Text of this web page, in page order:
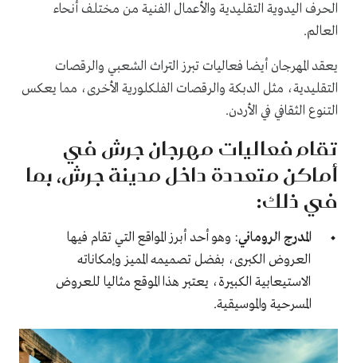
الحرف اليدوية التقليدية والأعمال الفنية من مختلف أنحاء
العالم.
يعقد المهرجان أيضا فعاليات تبرز التراث الشعبي والرقصات
التقليدية، مثل الدبكة والرقصات الفلكلورية الأخرى، مما يعكس
التنوع الثقافي في الأردن.
تقام فعاليات مهرجان جرش في
أماكن متعددة داخل مدينة جرش، بما
في ذلك:
المدرج الروماني: وهو أحد أبرز المواقع التي تقام فيها
العروض الكبرى، بفضل تصميمه المميز وإمكاناته
الاستيعابية الكبيرة، يعتبر هذا الموقع مثاليا للعروض
المسرحية والموسيقية.